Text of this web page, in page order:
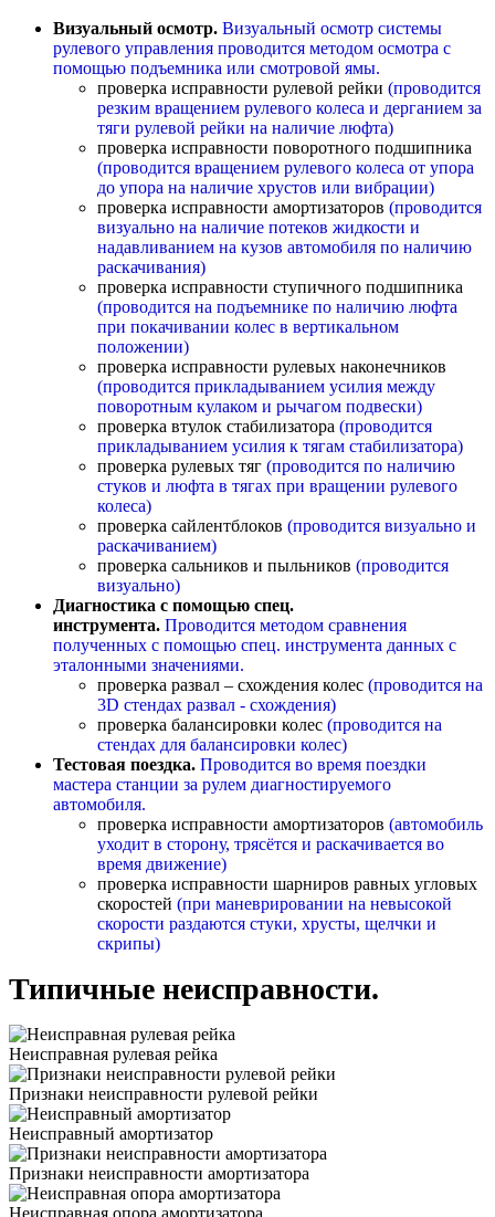
Визуальный осмотр. Визуальный осмотр системы
рулевого управления проводится методом осмотра с
помощью подъемника или смотровой ямы.
проверка исправности рулевой рейки (проводится
резким вращением рулевого колеса и дерганием за
тяги рулевой рейки на наличие люфта)
проверка исправности поворотного подшипника
(проводится вращением рулевого колеса от упора
до упора на наличие хрустов или вибрации)
проверка исправности амортизаторов (проводится
визуально на наличие потеков жидкости и
надавливанием на кузов автомобиля по наличию
раскачивания)
проверка исправности ступичного подшипника
(проводится на подъемнике по наличию люфта
при покачивании колес в вертикальном
положении)
проверка исправности рулевых наконечников
(проводится прикладыванием усилия между
поворотным кулаком и рычагом подвески)
проверка втулок стабилизатора (проводится
прикладыванием усилия к тягам стабилизатора)
проверка рулевых тяг (проводится по наличию
стуков и люфта в тягах при вращении рулевого
колеса)
проверка сайлентблоков (проводится визуально и
раскачиванием)
проверка сальников и пыльников (проводится
визуально)
Диагностика с помощью спец.
инструмента. Проводится методом сравнения
полученных с помощью спец. инструмента данных с
эталонными значениями.
проверка развал – схождения колес (проводится на
3D стендах развал - схождения)
проверка балансировки колес (проводится на
стендах для балансировки колес)
Тестовая поездка. Проводится во время поездки
мастера станции за рулем диагностируемого
автомобиля.
проверка исправности амортизаторов (автомобиль
уходит в сторону, трясётся и раскачивается во
время движение)
проверка исправности шарниров равных угловых
скоростей (при маневрировании на невысокой
скорости раздаются стуки, хрусты, щелчки и
скрипы)
Типичные неисправности.
Неисправная рулевая рейка
Признаки неисправности рулевой рейки
Неисправный амортизатор
Признаки неисправности амортизатора
Неисправная опора амортизатора